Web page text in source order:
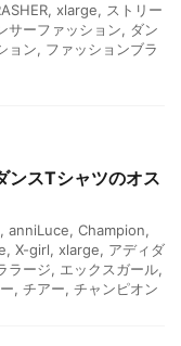
, xlarge, ストリー
サーファッション, ダン
ョン, ファッションブラ
ンスTシャツのオス
, anniLuce, Champion,
, X-girl, xlarge, アディダ
ラージ, エックスガール,
, チアー, チャンピオン